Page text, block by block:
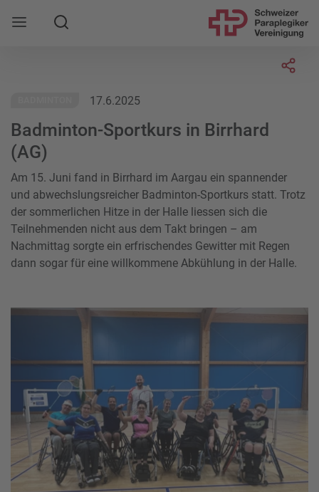
Mobile Navigation öffnen
Suche
17.6.2025
Badminton-Sportkurs in Birrhard
(AG)
Am 15. Juni fand in Birrhard im Aargau ein spannender
und abwechslungsreicher Badminton-Sportkurs statt. Trotz
der sommerlichen Hitze in der Halle liessen sich die
Teilnehmenden nicht aus dem Takt bringen – am
Nachmittag sorgte ein erfrischendes Gewitter mit Regen
dann sogar für eine willkommene Abkühlung in der Halle.